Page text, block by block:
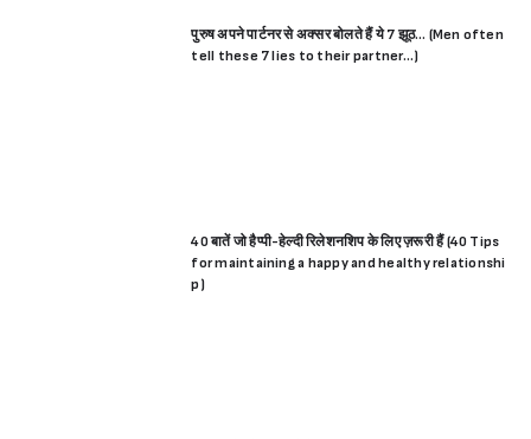
पुरुष अपने पार्टनर से अक्सर बोलते हैं ये 7 झूठ… (Men often
tell these 7 lies to their partner…)
40 बातें जो हैप्पी-हेल्दी रिलेशनशिप के लिए ज़रूरी हैं (40 Tips
for maintaining a happy and healthy relationshi
p)